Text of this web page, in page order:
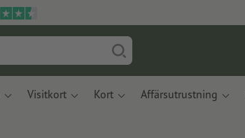
Visitkort Kort Affärsutrustning